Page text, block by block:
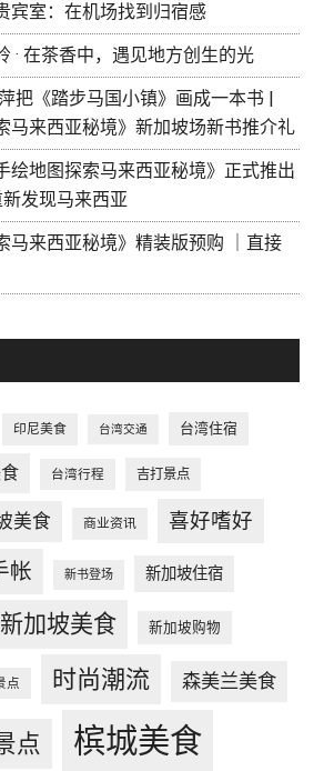
宾室：在机场找到归宿感
· 在茶香中，遇见地方创生的光
把《踏步马国小镇》画成一本书 |
马来西亚秘境》新加坡场新书推介礼
绘地图探索马来西亚秘境》正式推出
发现马来西亚
马来西亚秘境》精装版预购 ｜直接
印尼美食 台湾交通 台湾住宿
台湾行程 吉打景点
美食 商业资讯 喜好嗜好
帐 新书登场 新加坡住宿
新加坡美食 新加坡购物
点 时尚潮流 森美兰美食
点 槟城美食